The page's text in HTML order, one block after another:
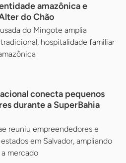
amazônica e
do Chão
do Mingote amplia
hospitalidade familiar
conecta pequenos
durante a SuperBahia
reuniu empreendedores e
em Salvador, ampliando
mercado